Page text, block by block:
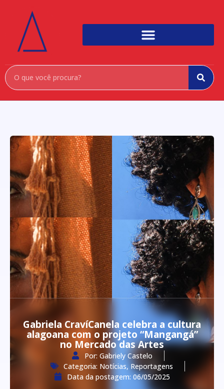
Gabriela CravíCanela celebra a cultura
alagoana com o projeto “Mangangá”
no Mercado das Artes
Por: Gabriely Castelo
Categoria: Notícias, Reportagens
Data da postagem: 06/05/2025